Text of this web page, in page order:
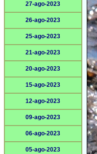
27-ago-2023
26-ago-2023
25-ago-2023
21-ago-2023
20-ago-2023
15-ago-2023
12-ago-2023
09-ago-2023
06-ago-2023
05-ago-2023